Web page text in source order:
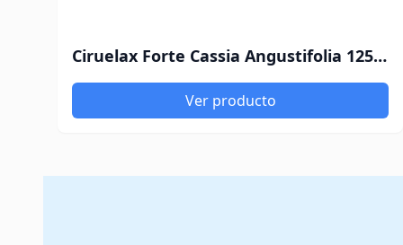
Ciruelax Forte Cassia Angustifolia 125 mg Garden House x 24 Comprimidos
Ver producto